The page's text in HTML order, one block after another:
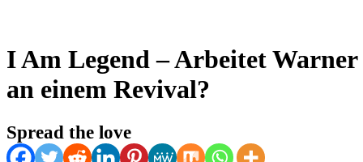
I Am Legend – Arbeitet
an einem Revival?
Spread the love